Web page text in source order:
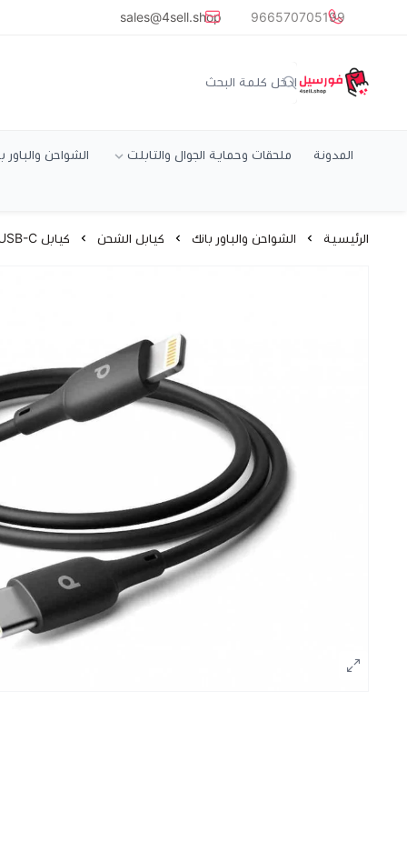
common.titles.skip_to_main_content
966570705199
sales@4sell.shop
متجر فورسيل
المدونة ملحقات وحماية الجوال والتابلت الشواحن والباور
الرئيسية الشواحن والباور بانك كيابل الشحن كيابل USB-C